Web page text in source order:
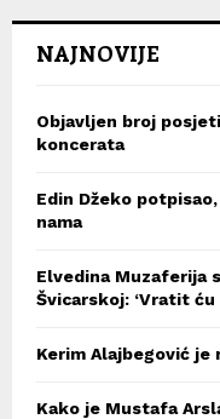
NAJNOVIJE
Objavljen broj
koncerata
Edin Džeko
nama
Elvedina Muzaferija
Švicarskoj: ‘Vratit
Kerim Alajbegović
Kako je Mustafa